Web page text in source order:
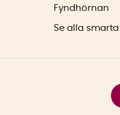
Fyndhörnan
Se alla